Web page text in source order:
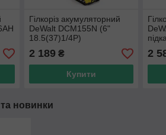
Гілкоріз акумуляторний
DeWalt DCM155N (6"
18.5(37)1/4Р)
2 189₴
Купити
2
та новинки